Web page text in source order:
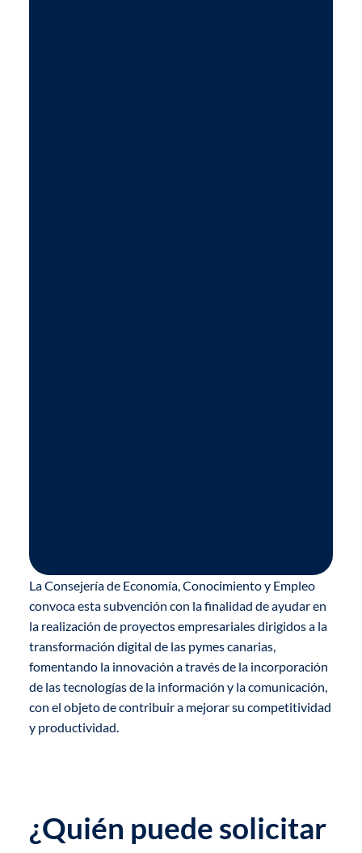
La Consejería de Economía, Conocimiento y Empleo
convoca esta subvención con la finalidad de ayudar en
la realización de proyectos empresariales dirigidos a la
transformación digital de las pymes canarias,
fomentando la innovación a través de la incorporación
de las tecnologías de la información y la comunicación,
con el objeto de contribuir a mejorar su competitividad
y productividad.
¿Quién puede solicitar